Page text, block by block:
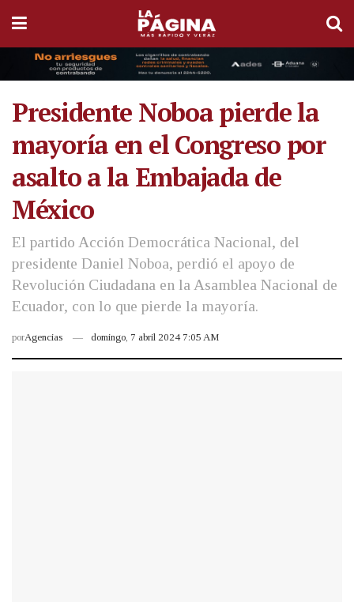
Presidente Noboa pierde la
mayoría en el Congreso por
asalto a la Embajada de
México
El partido Acción Democrática Nacional, del
presidente Daniel Noboa, perdió el apoyo de
Revolución Ciudadana en la Asamblea Nacional de
Ecuador, con lo que pierde la mayoría.
porAgencias domingo, 7 abril 2024 7:05 AM